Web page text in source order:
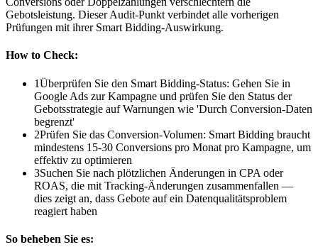
Gebotsleistung. Dieser Audit-Punkt verbindet alle vorherigen
Prüfungen mit ihrer Smart Bidding-Auswirkung.
How to Check:
1Überprüfen Sie den Smart Bidding-Status: Gehen Sie in
Google Ads zur Kampagne und prüfen Sie den Status der
Gebotsstrategie auf Warnungen wie 'Durch Conversion-Daten
begrenzt'
2Prüfen Sie das Conversion-Volumen: Smart Bidding braucht
mindestens 15-30 Conversions pro Monat pro Kampagne, um
effektiv zu optimieren
3Suchen Sie nach plötzlichen Änderungen in CPA oder
ROAS, die mit Tracking-Änderungen zusammenfallen —
dies zeigt an, dass Gebote auf ein Datenqualitätsproblem
reagiert haben
So beheben Sie es: